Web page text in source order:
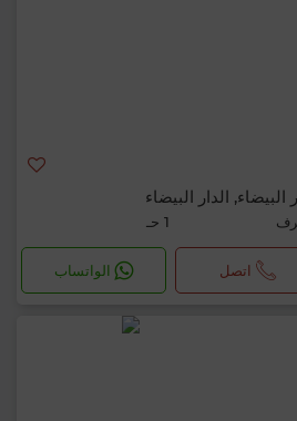
الدار البيضاء
1 حـ
اتصل الواتساب